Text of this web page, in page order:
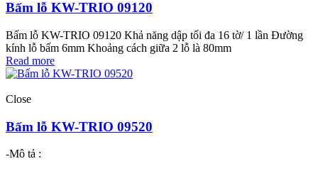
Bấm lỗ KW-TRIO 09120
Bấm lỗ KW-TRIO 09120 Khả năng dập tối đa 16 tờ/ 1 lần Đường
kính lỗ bấm 6mm Khoảng cách giữa 2 lỗ là 80mm
Read more
Close
Bấm lỗ KW-TRIO 09520
-Mô tả :